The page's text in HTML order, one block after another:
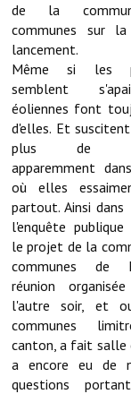
Les foulées
ACCÈS RAPIDE
Démarches
Projets et
Fêtes et
Numéros
Terrains et
VOTRE MAIRIE
Elus et agents
L'équipe
de la
communes sur
lancement.
Même si les
semblent
éoliennes font
d'elles. Et
plus de
apparemment
où elles
partout. Ainsi dans
l'enquête publique
le projet de la
communes de
réunion
l'autre soir, et
communes
canton, a fait salle
a encore eu de
questions